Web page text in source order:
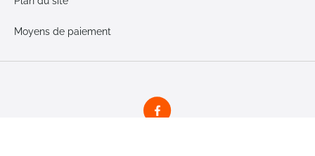
Moyens de paiement